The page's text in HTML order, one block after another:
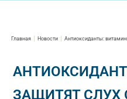
Главная Новости Антиоксиданты:
ЗАЩИТЯТ СЛУХ